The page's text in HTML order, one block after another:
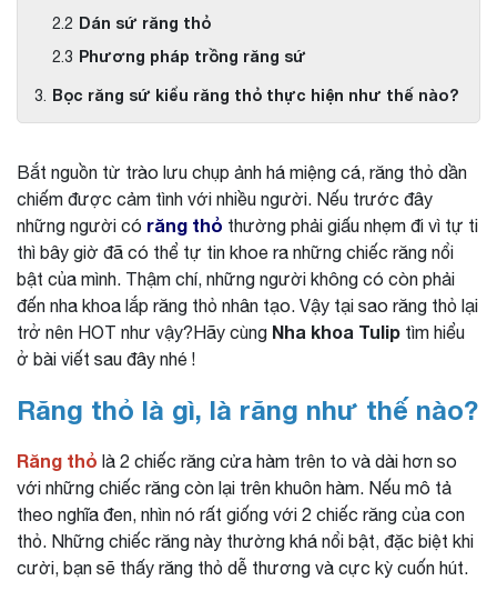
Dán sứ răng thỏ
Phương pháp trồng răng sứ
Bọc răng sứ kiểu răng thỏ thực hiện như thế nào?
Bắt nguồn từ trào lưu chụp ảnh há miệng cá, răng thỏ dần
chiếm được cảm tình với nhiều người. Nếu trước đây
những người có răng thỏ thường phải giấu nhẹm đi vì tự ti
thì bây giờ đã có thể tự tin khoe ra những chiếc răng nổi
bật của mình. Thậm chí, những người không có còn phải
đến nha khoa lắp răng thỏ nhân tạo. Vậy tại sao răng thỏ lại
trở nên HOT như vậy?Hãy cùng Nha khoa Tulip tìm hiểu
ở bài viết sau đây nhé !
Răng thỏ là gì, là răng như thế nào?
Răng thỏ là 2 chiếc răng cửa hàm trên to và dài hơn so
với những chiếc răng còn lại trên khuôn hàm. Nếu mô tả
theo nghĩa đen, nhìn nó rất giống với 2 chiếc răng của con
thỏ. Những chiếc răng này thường khá nổi bật, đặc biệt khi
cười, bạn sẽ thấy răng thỏ dễ thương và cực kỳ cuốn hút.